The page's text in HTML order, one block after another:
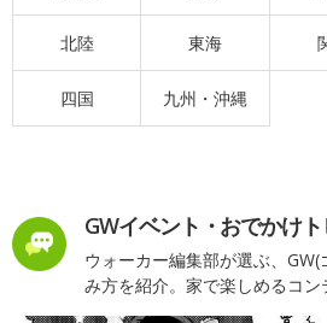
北陸 東海
四国 九州・沖縄
GWイベント・おでかけト
ウォーカー編集部が選ぶ、
み方を紹介。家で楽しめるコン